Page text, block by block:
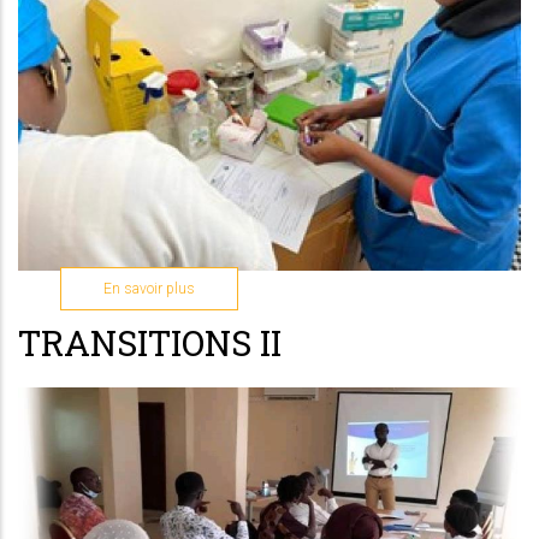
En savoir plus
CABRILADO
TRANSITIONS II